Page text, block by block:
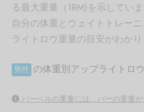
る最大重量（1RM)を示していま
自分の体重とウェイトトレー
ライトロウ重量の目安がわかり
男性 の体重別アップライトロ
バーベルの重量には、バーの重量